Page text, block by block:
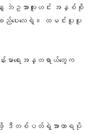
ဥအာလူးဟင်း အနှစ်စို
ပေးလေရဲ့။ ထမင်းပူပူ
မာရေးအန္တရာယ်တွေက
င်ဖို့ ဒီတစ်ပတ်ရဲ့အာဟာရပို